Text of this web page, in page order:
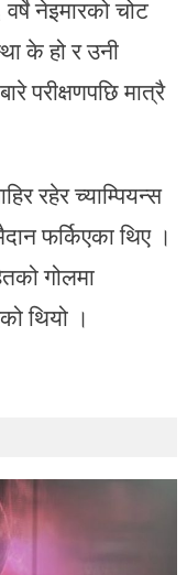
नेइमारको चोट
के हो र उनी
परीक्षणपछि मात्रै
रहेर च्याम्पियन्स
फर्किएका थिए ।
गोलमा
थियो ।